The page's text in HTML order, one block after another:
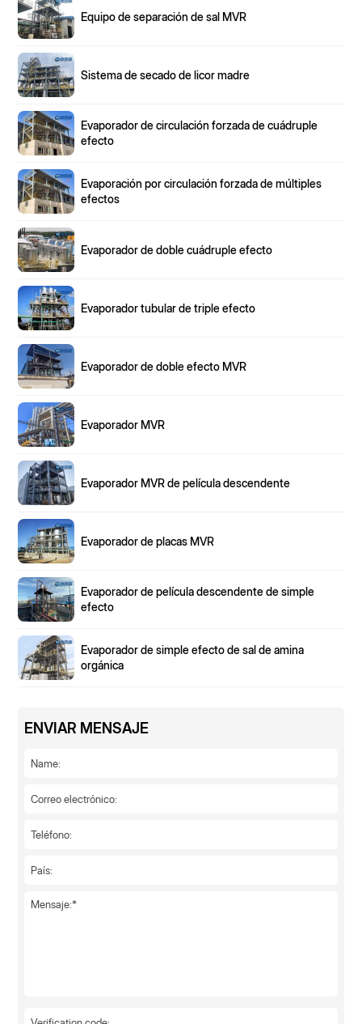
Equipo de separación de sal MVR
Sistema de secado de licor madre
Evaporador de circulación forzada de cuádruple
efecto
Evaporación por circulación forzada de múltiples
efectos
Evaporador de doble cuádruple efecto
Evaporador tubular de triple efecto
Evaporador de doble efecto MVR
Evaporador MVR
Evaporador MVR de película descendente
Evaporador de placas MVR
Evaporador de película descendente de simple
efecto
Evaporador de simple efecto de sal de amina
orgánica
ENVIAR MENSAJE